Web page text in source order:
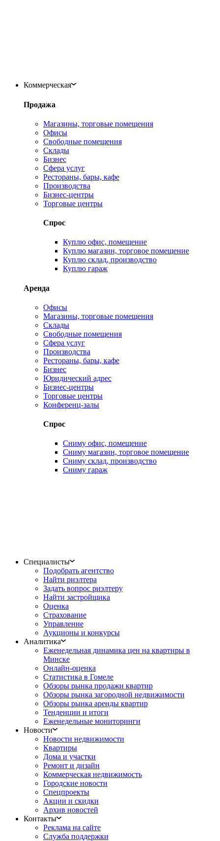
Коммерческая
Продажа
Магазины, торговые помещения
Офисы
Свободные помещения
Склады
Бизнес
Сфера услуг
Рестораны, бары, кафе
Производства
Бизнес-центры
Торговые центры
Спрос
Куплю офис, помещение
Куплю магазин, торговое помещение
Куплю склад, производство
Куплю гараж
Аренда
Офисы
Магазины, торговые помещения
Склады
Свободные помещения
Сфера услуг
Производства
Рестораны, бары, кафе
Бизнес
Юридический адрес
Бизнес-центры
Торговые центры
Конференц-залы
Спрос
Сниму офис, помещение
Сниму магазин, торговое помещение
Сниму склад, производство
Сниму гараж
Специалисты
Подобрать агентство
Найти риэлтера
Задать вопрос риэлтеру
Найти застройщика
Оценка
Страхование
Управление
Аукционы и конкурсы
Аналитика
Еженедельная динамика цен на квартиры в
Минске
Онлайн-оценка
Статистика в Гомеле
Обзоры рынка продажи квартир
Обзоры рынка загородной недвижимости
Обзоры рынка аренды квартир
Тенденции и итоги
Еженедельные мониторинги
Новости
Новости недвижимости
Квартиры
Дома и участки
Ремонт и дизайн
Коммерческая недвижимость
Городские новости
Спецпроекты
Акции и скидки
Архив новостей
Контакты
Реклама на сайте
Служба поддержки